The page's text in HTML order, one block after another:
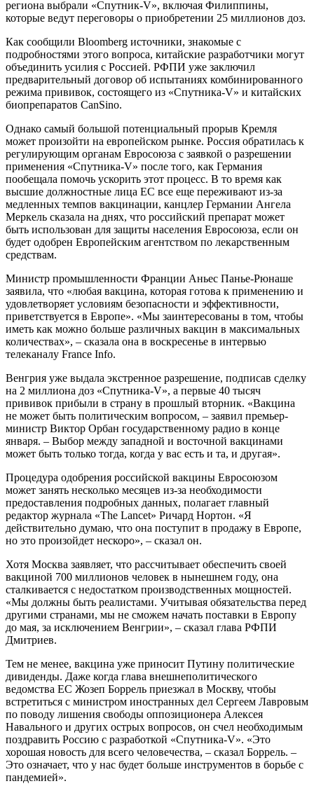
региона выбрали «Спутник-V», включая Филиппины,
которые ведут переговоры о приобретении 25 миллионов доз.
Как сообщили Bloomberg источники, знакомые с
подробностями этого вопроса, китайские разработчики могут
объединить усилия с Россией. РФПИ уже заключил
предварительный договор об испытаниях комбинированного
режима прививок, состоящего из «Спутника-V» и китайских
биопрепаратов CanSino.
Однако самый большой потенциальный прорыв Кремля
может произойти на европейском рынке. Россия обратилась к
регулирующим органам Евросоюза с заявкой о разрешении
применения «Спутника-V» после того, как Германия
пообещала помочь ускорить этот процесс. В то время как
высшие должностные лица ЕС все еще переживают из-за
медленных темпов вакцинации, канцлер Германии Ангела
Меркель сказала на днях, что российский препарат может
быть использован для защиты населения Евросоюза, если он
будет одобрен Европейским агентством по лекарственным
средствам.
Министр промышленности Франции Аньес Панье-Рюнаше
заявила, что «любая вакцина, которая готова к применению и
удовлетворяет условиям безопасности и эффективности,
приветствуется в Европе». «Мы заинтересованы в том, чтобы
иметь как можно больше различных вакцин в максимальных
количествах», – сказала она в воскресенье в интервью
телеканалу France Info.
Венгрия уже выдала экстренное разрешение, подписав сделку
на 2 миллиона доз «Спутника-V», а первые 40 тысяч
прививок прибыли в страну в прошлый вторник. «Вакцина
не может быть политическим вопросом, – заявил премьер-
министр Виктор Орбан государственному радио в конце
января. – Выбор между западной и восточной вакцинами
может быть только тогда, когда у вас есть и та, и другая».
Процедура одобрения российской вакцины Евросоюзом
может занять несколько месяцев из-за необходимости
предоставления подробных данных, полагает главный
редактор журнала «The Lancet» Ричард Нортон. «Я
действительно думаю, что она поступит в продажу в Европе,
но это произойдет нескоро», – сказал он.
Хотя Москва заявляет, что рассчитывает обеспечить своей
вакциной 700 миллионов человек в нынешнем году, она
сталкивается с недостатком производственных мощностей.
«Мы должны быть реалистами. Учитывая обязательства перед
другими странами, мы не сможем начать поставки в Европу
до мая, за исключением Венгрии», – сказал глава РФПИ
Дмитриев.
Тем не менее, вакцина уже приносит Путину политические
дивиденды. Даже когда глава внешнеполитического
ведомства ЕС Жозеп Боррель приезжал в Москву, чтобы
встретиться с министром иностранных дел Сергеем Лавровым
по поводу лишения свободы оппозиционера Алексея
Навального и других острых вопросов, он счел необходимым
поздравить Россию с разработкой «Спутника-V». «Это
хорошая новость для всего человечества, – сказал Боррель. –
Это означает, что у нас будет больше инструментов в борьбе с
пандемией».